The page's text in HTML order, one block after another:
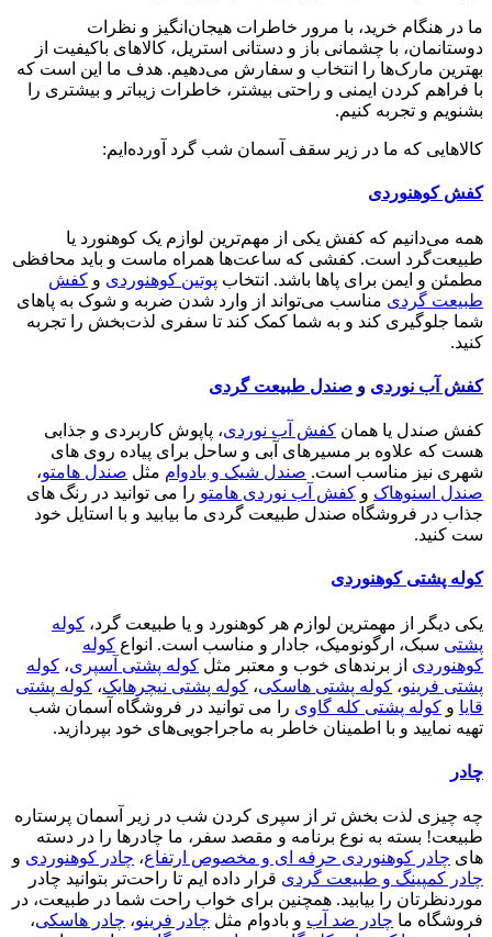
ما در هنگام خرید، با مرور خاطرات هیجان‌انگیز و نظرات
دوستانمان، با چشمانی باز و دستانی استریل، کالاهای باکیفیت از
بهترین مارک‌ها را انتخاب و سفارش می‌دهیم. هدف ما این است که
با فراهم کردن ایمنی و راحتی بیشتر، خاطرات زیباتر و بیشتری را
بشنویم و تجربه کنیم.
کالاهایی که ما در زیر سقف آسمان شب گرد آورده‌ایم:
کفش کوهنوردی
همه می‌دانیم که کفش یکی از مهم‌ترین لوازم یک کوهنورد یا
طبیعت‌گرد است. کفشی که ساعت‌ها همراه ماست و باید محافظی
مطمئن و ایمن برای پاها باشد. انتخاب پوتین کوهنوردی و کفش
طبیعت گردی مناسب می‌تواند از وارد شدن ضربه و شوک به پاهای
شما جلوگیری کند و به شما کمک کند تا سفری لذت‌بخش را تجربه
کنید.
کفش آب نوردی و صندل طبیعت گردی
کفش صندل یا همان کفش آب نوردی، پاپوش کاربردی و جذابی
هست که علاوه بر مسیرهای آبی و ساحل برای پیاده روی های
شهری نیز مناسب است. صندل شیک و بادوام مثل صندل هامتو،
صندل اسنوهاک و کفش آب نوردی هامتو را می توانید در رنگ های
جذاب در فروشگاه صندل طبیعت گردی ما بیابید و با استایل خود
ست کنید.
کوله پشتی کوهنوردی
یکی دیگر از مهمترین لوازم هر کوهنورد و یا طبیعت گرد، کوله
پشتی سبک، ارگونومیک، جادار و مناسب است. انواع کوله
کوهنوردی از برندهای خوب و معتبر مثل کوله پشتی آسپری، کوله
پشتی فرینو، کوله پشتی هاسکی، کوله پشتی نیچرهایک، کوله پشتی
قایا و کوله پشتی کله گاوی را می توانید در فروشگاه آسمان شب
تهیه نمایید و با اطمینان خاطر به ماجراجویی‌های خود بپردازید.
چادر
چه چیزی لذت بخش تر از سپری کردن شب در زیر آسمان پرستاره
طبیعت! بسته به نوع برنامه و مقصد سفر، ما چادرها را در دسته
های چادر کوهنوردی حرفه ای و مخصوص ارتفاع، چادر کوهنوردی و
چادر کمپینگ و طبیعت گردی قرار داده ایم تا راحت‌تر بتوانید چادر
موردنظرتان را بیابید. همچنین برای خواب راحت شما در طبیعت، در
فروشگاه ما چادر ضد آب و بادوام مثل چادر فرینو، چادر هاسکی،